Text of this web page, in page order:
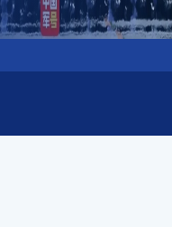
阅兵盛典